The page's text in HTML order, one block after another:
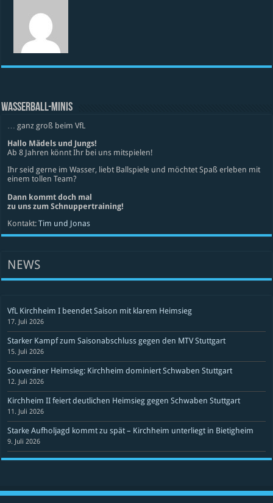
WASSERBALL-MINIS
… ganz groß beim VfL
Hallo Mädels und Jungs!
Ab 8 Jahren könnt Ihr bei uns mitspielen!
Ihr seid gerne im Wasser, liebt Ballspiele und möchtet Spaß erleben mit
einem tollen Team?
Dann kommt doch mal
zu uns zum Schnuppertraining!
Kontakt:Tim und Jonas
NEWS
VfL Kirchheim I beendet Saison mit klarem Heimsieg
17. Juli 2026
Starker Kampf zum Saisonabschluss gegen den MTV Stuttgart
15. Juli 2026
Souveräner Heimsieg: Kirchheim dominiert Schwaben Stuttgart
12. Juli 2026
Kirchheim II feiert deutlichen Heimsieg gegen Schwaben Stuttgart
11. Juli 2026
Starke Aufholjagd kommt zu spät – Kirchheim unterliegt in Bietigheim
9. Juli 2026